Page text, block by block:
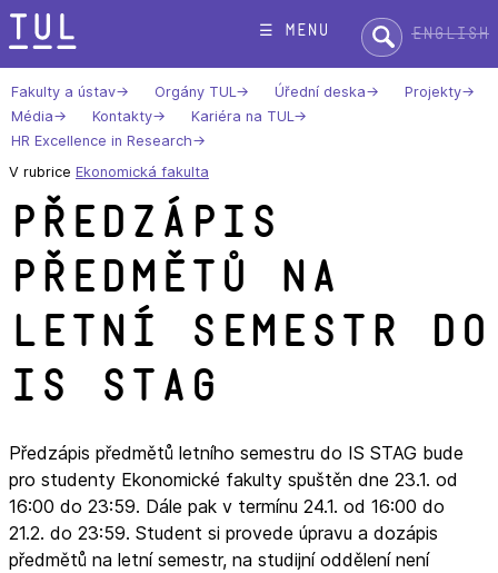
Přeskok
na
text
☰ menu Hledat:English
Fakulty a ústav Orgány TUL Úřední deska
Projekty
Média
Kontakty
Kariéra na TUL
HR Excellence in Research
V rubrice Ekonomická fakulta
Předzápis
předmětů na
letní semestr do
IS STAG
Předzápis předmětů letního semestru do IS STAG bude
pro studenty Ekonomické fakulty spuštěn dne 23.1. od
16:00 do 23:59. Dále pak v termínu 24.1. od 16:00 do
21.2. do 23:59. Student si provede úpravu a dozápis
předmětů na letní semestr, na studijní oddělení není